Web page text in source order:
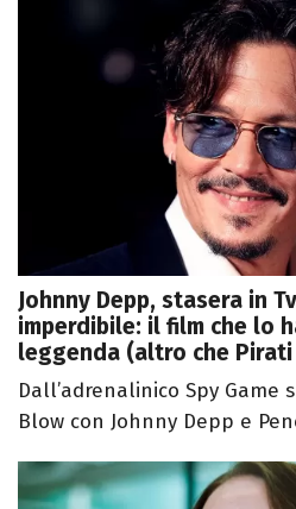
Johnny Depp, stasera in
imperdibile: il film che lo
leggenda (altro che Pirati
Dall’adrenalinico Spy Game
Blow con Johnny Depp e